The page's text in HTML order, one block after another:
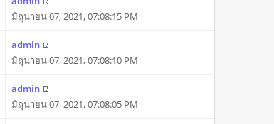
มิถุนายน 07, 2021, 07:08:15 PM
admin
มิถุนายน 07, 2021, 07:08:10 PM
admin
มิถุนายน 07, 2021, 07:08:05 PM